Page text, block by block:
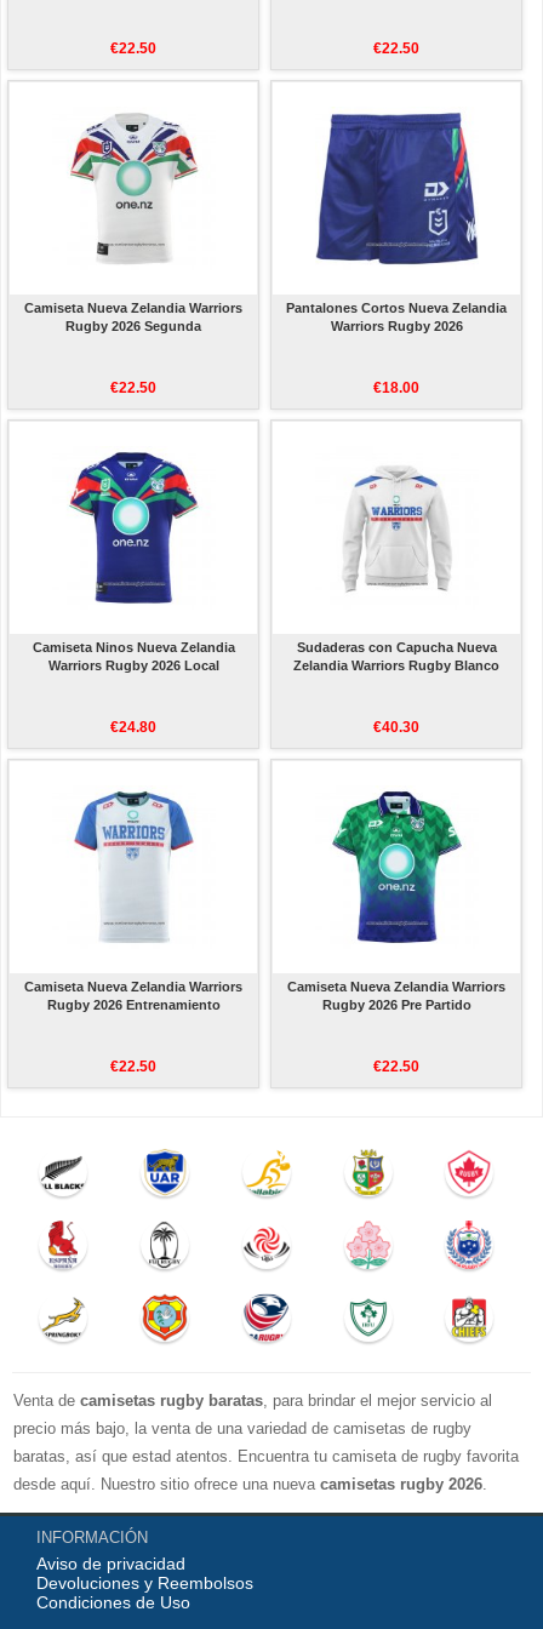
€22.50 €22.50
Camiseta Nueva Zelandia Warriors
Rugby 2026 Segunda
€22.50
Pantalones Cortos Nueva Zelandia
Warriors Rugby 2026
€18.00
Camiseta Ninos Nueva Zelandia
Warriors Rugby 2026 Local
€24.80
Sudaderas con Capucha Nueva
Zelandia Warriors Rugby Blanco
€40.30
Camiseta Nueva Zelandia Warriors
Rugby 2026 Entrenamiento
€22.50
Camiseta Nueva Zelandia Warriors
Rugby 2026 Pre Partido
€22.50
Venta de camisetas rugby baratas, para brindar el mejor servicio al
precio más bajo, la venta de una variedad de camisetas de rugby
baratas, así que estad atentos. Encuentra tu camiseta de rugby favorita
desde aquí. Nuestro sitio ofrece una nueva camisetas rugby 2026.
Disponible en una variedad de estilos y tamaños ¡Compre camisetas de
rugby baratas en línea!
INFORMACIÓN
Aviso de privacidad
Devoluciones y Reembolsos
Condiciones de Uso